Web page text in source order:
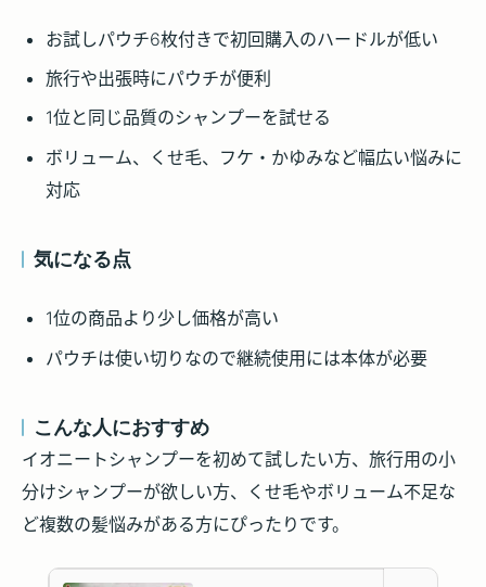
お試しパウチ6枚付きで初回購入のハードルが低い
旅行や出張時にパウチが便利
1位と同じ品質のシャンプーを試せる
ボリューム、くせ毛、フケ・かゆみなど幅広い悩みに
対応
気になる点
1位の商品より少し価格が高い
パウチは使い切りなので継続使用には本体が必要
こんな人におすすめ
イオニートシャンプーを初めて試したい方、旅行用の小
分けシャンプーが欲しい方、くせ毛やボリューム不足な
ど複数の髪悩みがある方にぴったりです。